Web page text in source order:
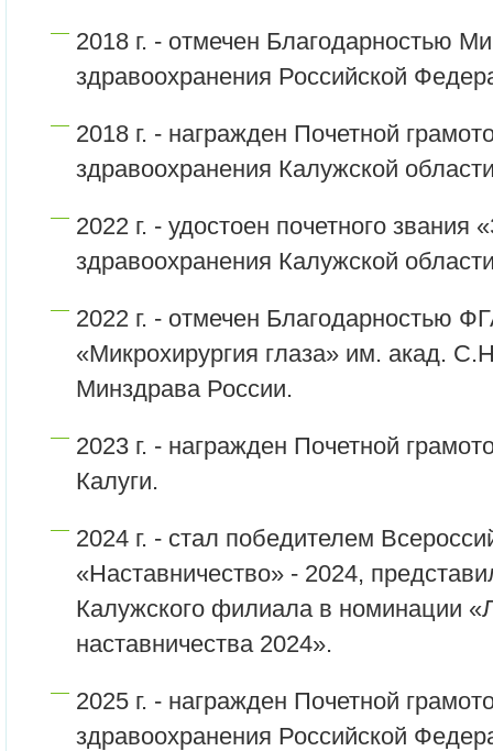
2018 г. - отмечен Благодарностью
здравоохранения Российской
2018 г. - награжден Почетной
здравоохранения Калужской
2022 г. - удостоен почетного
здравоохранения Калужской
2022 г. - отмечен Благодарностью
«Микрохирургия глаза» им. акад.
Минздрава России.
2023 г. - награжден Почетной
Калуги.
2024 г. - стал победителем
«Наставничество» - 2024,
Калужского филиала в номинации
наставничества 2024».
2025 г. - награжден Почетной
здравоохранения Российской